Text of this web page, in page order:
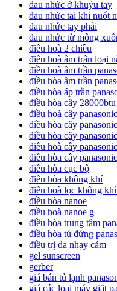
đau nhức ở khuỷu tay
đau nhức tai khi nuốt
đau nhức tay phải
đau nhức từ mông
điều hoà 2 chiều
điều hoà âm trần loại
điều hoà âm trần
điều hòa âm trần
điều hòa áp trần
điều hòa cây
điều hoà cây
điều hòa cây
điều hòa cây
điều hoà cây
điều hòa cây
điều hòa cục bộ
điều hòa không khí
điều hoà lọc không
điều hòa nanoe
điều hoà nanoe g
điều hòa trung tâm
điều hòa tủ đứng
điều trị da nhạy cảm
gel sunscreen
gerber
giá bán tủ lạnh
giá các loại máy giặt